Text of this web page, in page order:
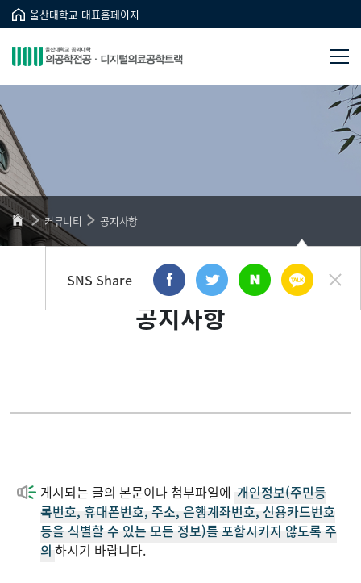
울산대학교 대표홈페이지
커뮤니티 공지사항
SNS Share
공지사항
게시되는 글의 본문이나 첨부파일에 개인정보(주민등
록번호, 휴대폰번호, 주소, 은행계좌번호, 신용카드번호
등을 식별할 수 있는 모든 정보)를 포함시키지 않도록 주
의 하시기 바랍니다.